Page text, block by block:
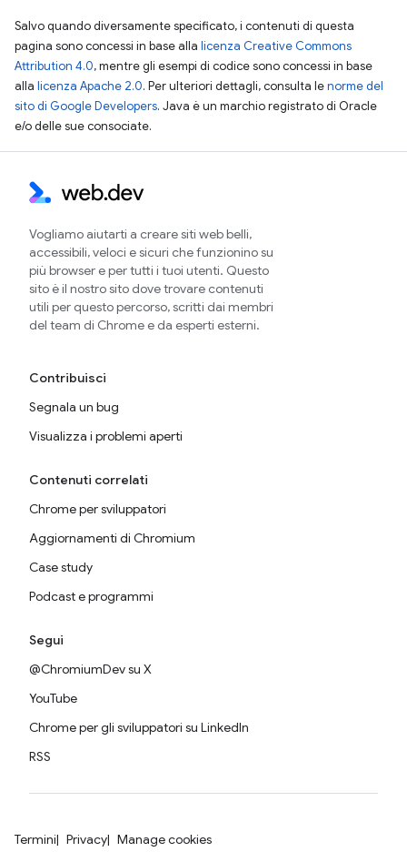
Salvo quando diversamente specificato, i contenuti di questa
pagina sono concessi in base alla licenza Creative Commons
Attribution 4.0, mentre gli esempi di codice sono concessi in base
alla licenza Apache 2.0. Per ulteriori dettagli, consulta lenorme del
sito di Google Developers. Java è un marchio registrato di Oracle
e/o delle sue consociate.
Vogliamo aiutarti a creare siti web belli,
accessibili, veloci e sicuri che funzionino su
più browser e per tutti i tuoi utenti. Questo
sito è il nostro sito dove trovare contenuti
utili per questo percorso, scritti dai membri
del team di Chrome e da esperti esterni.
Contribuisci
Segnala un bug
Visualizza i problemi aperti
Contenuti correlati
Chrome per sviluppatori
Aggiornamenti di Chromium
Case study
Podcast e programmi
Segui
@ChromiumDev su X
YouTube
Chrome per gli sviluppatori su LinkedIn
RSS
Termini Privacy Manage cookies